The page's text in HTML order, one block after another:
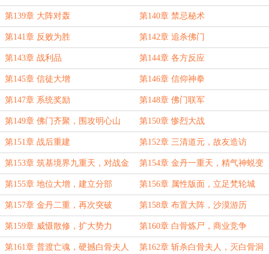
第139章 大阵对轰 第140章 禁忌秘术
第141章 反败为胜 第142章 追杀佛门
第143章 战利品 第144章 各方反应
第145章 信徒大增 第146章 信仰神拳
第147章 系统奖励 第148章 佛门联军
第149章 佛门齐聚，围攻明心山
（求首订）
第150章 惨烈大战
第151章 战后重建 第152章 三清道元，故友造访
第153章 筑基境界九重天，对战金
丹境界高僧
第154章 金丹一重天，精气神蜕变
第155章 地位大增，建立分部 第156章 属性版面，立足梵轮城
第157章 金丹二重，再次突破 第158章 布置大阵，沙漠游历
第159章 威慑散修，扩大势力 第160章 白骨炼尸，商业竞争
第161章 普渡亡魂，硬撼白骨夫人 第162章 斩杀白骨夫人，灭白骨洞